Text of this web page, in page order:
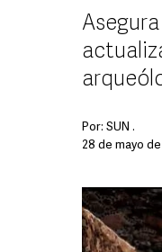
Por: SUN .
28 de mayo